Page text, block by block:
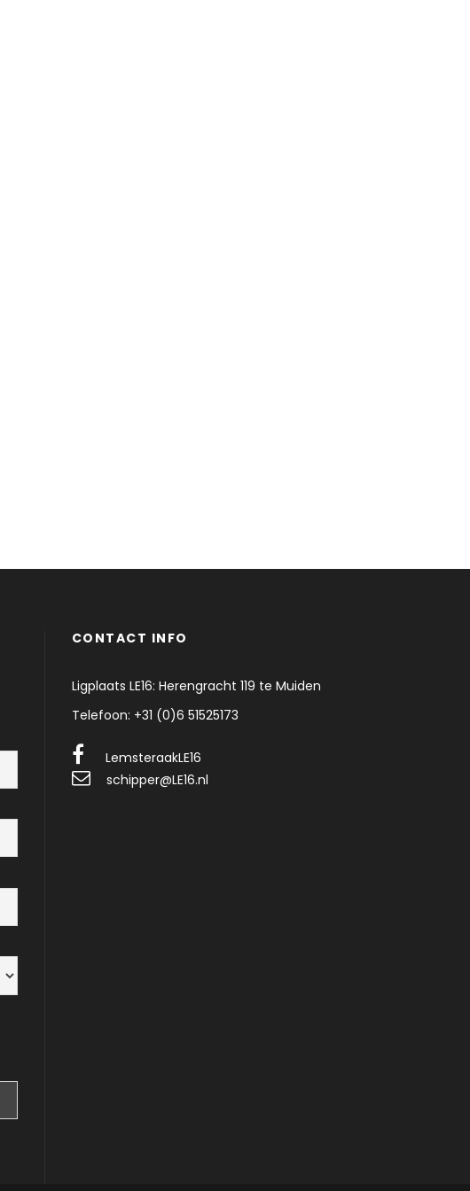
CONTACT INFO
Ligplaats LE16: Herengracht 119 te Muiden
Telefoon: +31 (0)6 51525173
LemsteraakLE16
schipper@LE16.nl